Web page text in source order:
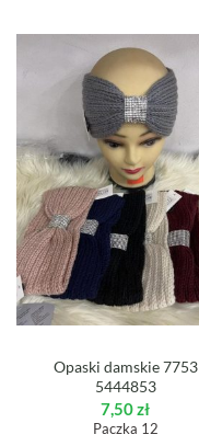
Opaski damskie 7753
5444853
7,50zł
Paczka 12